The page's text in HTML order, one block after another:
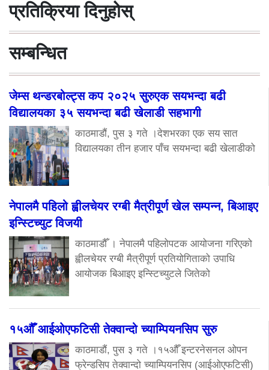
प्रतिक्रिया दिनुहोस्
सम्बन्धित
जेम्स थन्डरबोल्ट्स कप २०२५ सुरुएक सयभन्दा बढी
विद्यालयका ३५ सयभन्दा बढी खेलाडी सहभागी
काठमाडौं, पुस ३ गते ।देशभरका एक सय सात
विद्यालयका तीन हजार पाँच सयभन्दा बढी खेलाडीको
नेपालमै पहिलो ह्वीलचेयर रग्बी मैत्रीपूर्ण खेल सम्पन्न, बिआइए
इन्स्टिच्युट विजयी
काठमाडौँ । नेपालमै पहिलोपटक आयोजना गरिएको
ह्वीलचेयर रग्बी मैत्रीपूर्ण प्रतियोगिताको उपाधि
आयोजक बिआइए इन्स्टिच्युटले जितेको
१५औँ आईओएफटिसी तेक्वान्दो च्याम्पियनसिप सुरु
काठमाडौं, पुस ३ गते ।१५औँ इन्टरनेसनल ओपन
फ्रेन्डसिप तेक्वान्दो च्याम्पियनसिप (आईओएफटिसी)